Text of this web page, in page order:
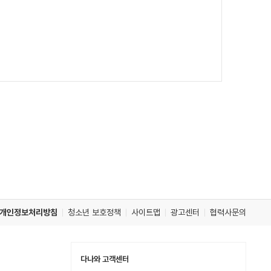
개인정보처리방침 청소년 보호정책 사이트맵 광고센터 협력사문의
다나와 고객센터